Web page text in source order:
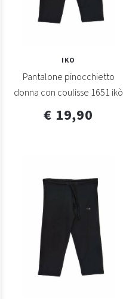
IKO
Pantalone pinocchietto
donna con coulisse 1651 ikò
€ 19,90